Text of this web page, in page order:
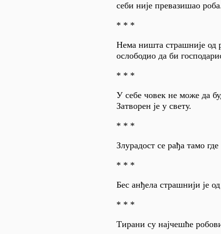
себи није превазишао
* * *
Нема ништа страшније од
ослободио да би
* * *
У себе човек не може да
Затворен је у свету.
* * *
Злурадост се рађа тамо
* * *
Бес анђела страшнији је
* * *
Тирани су најчешће